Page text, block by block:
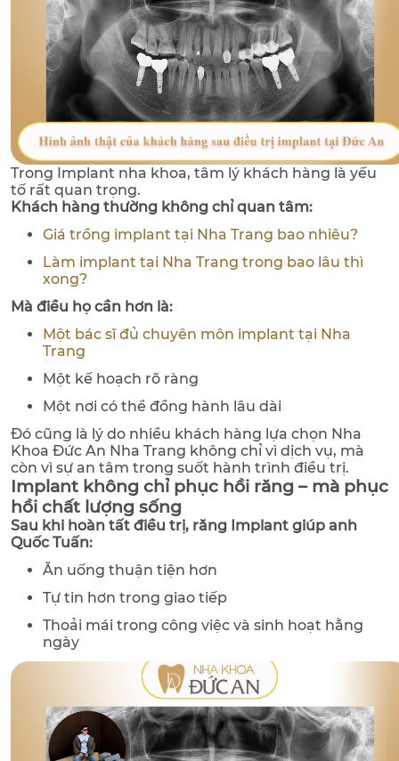
Trong Implant nha khoa, tâm lý khách hàng là yếu
tố rất quan trọng.
Khách hàng thường không chỉ quan tâm:
Giá trồng implant tại Nha Trang bao nhiêu?
Làm implant tại Nha Trang trong bao lâu thì
xong?
Mà điều họ cần hơn là:
Một bác sĩ đủ chuyên môn implant tại Nha
Trang
Một kế hoạch rõ ràng
Một nơi có thể đồng hành lâu dài
Đó cũng là lý do nhiều khách hàng lựa chọn Nha
Khoa Đức An Nha Trang không chỉ vì dịch vụ, mà
còn vì sự an tâm trong suốt hành trình điều trị.
Implant không chỉ phục hồi răng – mà phục
hồi chất lượng sống
Sau khi hoàn tất điều trị, răng Implant giúp anh
Quốc Tuấn:
Ăn uống thuận tiện hơn
Tự tin hơn trong giao tiếp
Thoải mái trong công việc và sinh hoạt hằng
ngày